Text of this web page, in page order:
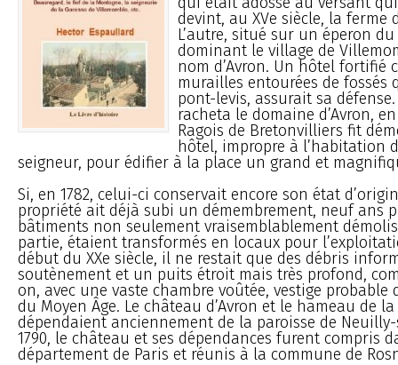
devint, au XVe siècle, la ferme
L’autre, situé sur un éperon
dominant le village de
nom d’Avron. Un hôtel fortifié
murailles entourées de fossés
pont-levis, assurait sa
racheta le domaine d’Avron, en
Ragois de Bretonvilliers fit
hôtel, impropre à l’habitation
seigneur, pour édifier à la place un grand et
Si, en 1782, celui-ci conservait encore son état
propriété ait déjà subi un démembrement, neuf ans
bâtiments non seulement vraisemblablement
partie, étaient transformés en locaux pour
début du XXe siècle, il ne restait que des débris
soutènement et un puits étroit mais très profond,
on, avec une vaste chambre voûtée, vestige probable
du Moyen Âge. Le château d’Avron et le hameau de
dépendaient anciennement de la paroisse de
1790, le château et ses dépendances furent compris
département de Paris et réunis à la commune de